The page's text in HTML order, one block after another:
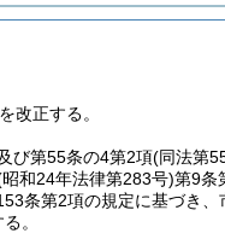
改正する。
び第55条の4第2項(同法第
和24年法律第283号)第9条
条第2項の規定に基づき
。